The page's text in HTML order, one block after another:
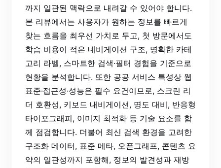
까지 일관된 맥락으로 내려갈 수 있어야 합니다.
본 리뷰에서는 사용자가 원하는 정보를 빠르게
찾는 흐름을 최우선 가치로 두고, 첫 방문에서도
학습 비용이 적은 네비게이션 구조, 명확한 카테
고리 라벨, 스마트한 검색·필터 경험을 기준으로
현황을 분석합니다. 또한 공공 서비스 특성상 웹
표준·접근성·성능은 필수 요건이므로, 스크린 리
더 호환성, 키보드 내비게이션, 명도 대비, 반응형
타이포그래피, 이미지 최적화 등 기술 요소를 함
께 점검합니다. 더불어 최신 검색 환경을 고려한
구조화 데이터, 표준 메타, 오픈그래프, 콘텐츠 요
약의 일관성까지 포함해, 정보의 발견성과 재방